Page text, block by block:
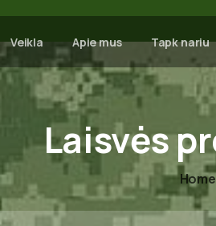
Veikla Apie mus Tapk nariu
Laisvės
Home